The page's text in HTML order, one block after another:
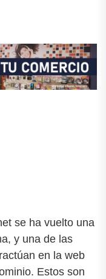
se ha vuelto una
y una de las
en la web
Estos son